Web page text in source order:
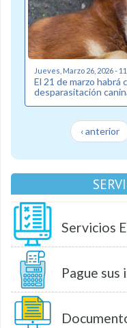
Jueves, Marzo 26, 2026 -
El 21 de marzo habrá
desparasitación
‹ anterior
Servicios
Pague sus